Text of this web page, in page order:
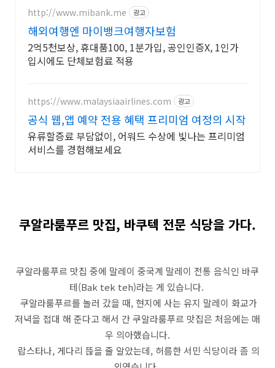
http://www.mibank.me 광고
해외여행엔 마이뱅크여행자보험
2억5천보상, 휴대품100, 1분가입, 공인인증X, 1인가
입시에도 단체보험료 적용
https://www.malaysiaairlines.com 광고
공식 웹,앱 예약 전용 혜택 프리미엄 여정의 시작
유류할증료 부담없이, 어워드 수상에 빛나는 프리미엄
서비스를 경험해보세요
쿠알라룸푸르 맛집, 바쿠텍 전문 식당을 가다.
쿠알라룸푸르 맛집 중에 말레이 중국계 말레이 전통 음식인 바쿠
테(Bak tek teh)라는 게 있습니다.
쿠알라룸푸르를 놀러 갔을 때, 현지에 사는 유지 말레이 화교가
저녁을 접대 해 준다고 해서 간 쿠알라룸푸르 맛집은 처음에는 매
우 의아했습니다.
랍스타나, 게다리 뜮을 줄 알았는데, 허름한 서민 식당이라 좀 의